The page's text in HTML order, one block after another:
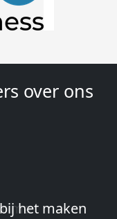
over ons